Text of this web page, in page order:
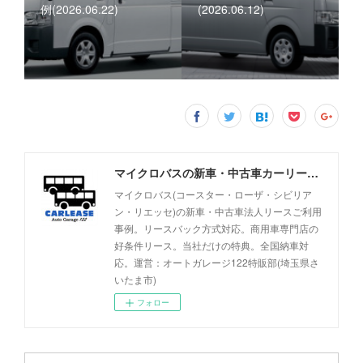
例(2026.06.22)
(2026.06.12)
マイクロバスの新車・中古車カーリース事例 - オートガレージ122
マイクロバス(コースター・ローザ・シビリア
ン・リエッセ)の新車・中古車法人リースご利用
事例。リースバック方式対応。商用車専門店の
好条件リース。当社だけの特典。全国納車対
応。運営：オートガレージ122特販部(埼玉県さ
いたま市)
フォロー